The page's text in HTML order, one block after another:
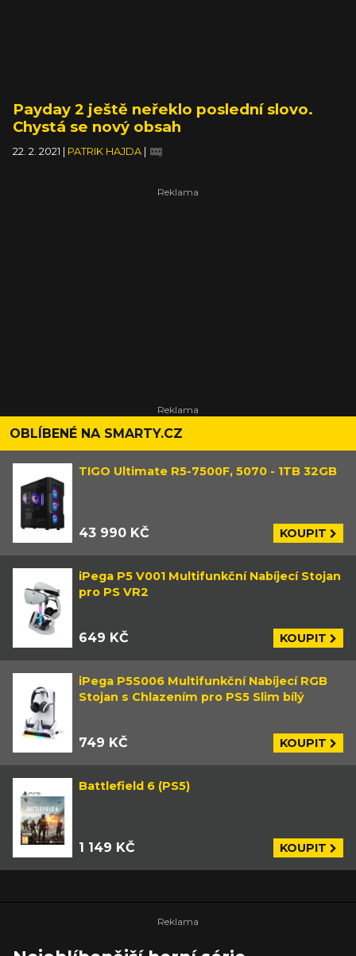
Payday 2 ještě neřeklo poslední slovo.
Chystá se nový obsah
22. 2. 2021 PATRIK HAJDA
OBLÍBENÉ NA SMARTY.CZ
TIGO Ultimate R5-7500F, 5070 - 1TB 32GB
43 990 KČ KOUPIT
iPega P5 V001 Multifunkční Nabíjecí Stojan
pro PS VR2
649 KČ KOUPIT
iPega P5S006 Multifunkční Nabíjecí RGB
Stojan s Chlazením pro PS5 Slim bílý
749 KČ KOUPIT
Battlefield 6 (PS5)
1 149 KČ KOUPIT